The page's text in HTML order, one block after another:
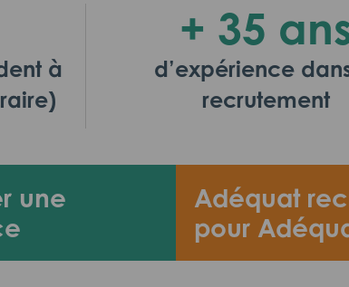
une
Adéquat
pour
à
+ 35
d’expérience
recrutement